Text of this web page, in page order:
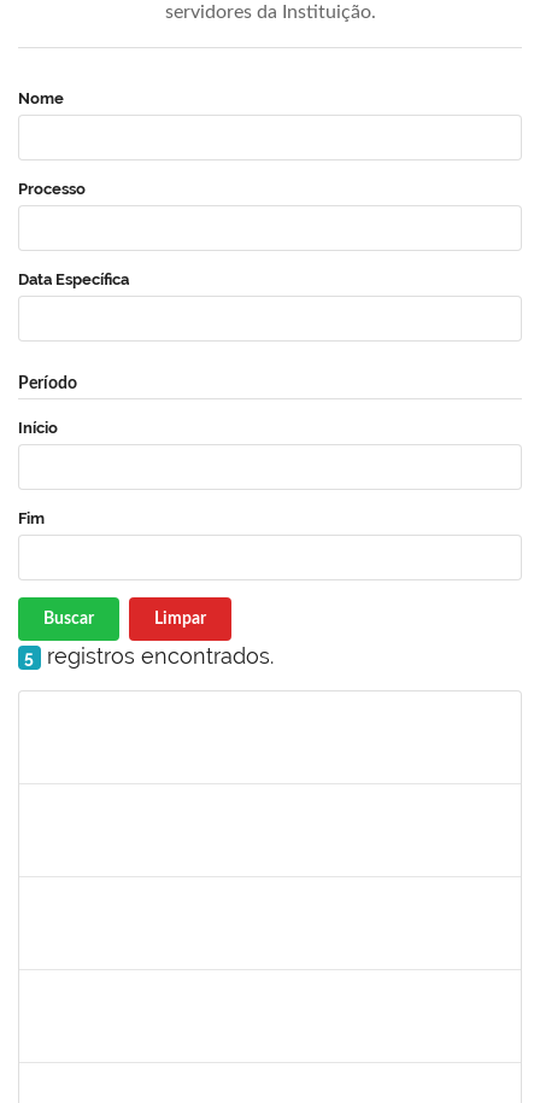
servidores da Instituição.
Nome
Processo
Data Específica
Período
Início
Fim
Buscar Limpar
5 registros encontrados.